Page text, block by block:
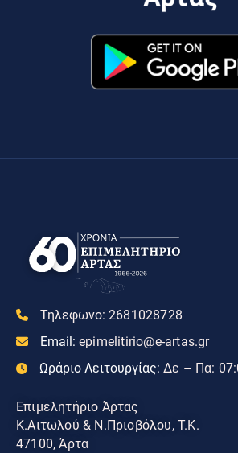
Τηλεφωνο: 2681028728
Email: epimelitirio@e-artas.gr
Ωράριο Λειτουργίας: Δε – Πα:
Επιμελητήριο Άρτας
Κ.Αιτωλού & Ν.Πριοβόλου, Τ.Κ.
47100, Άρτα